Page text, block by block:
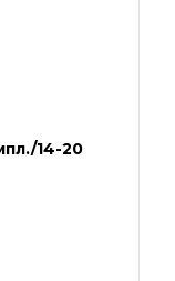
14-20